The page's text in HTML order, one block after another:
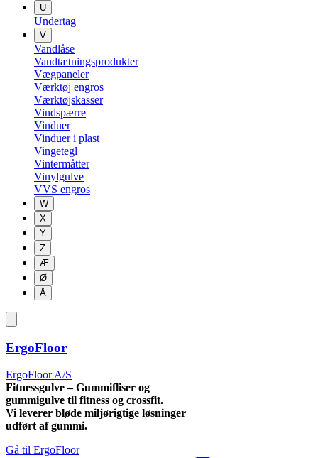
U
Undertag
V
Vandlåse
Vandtætningsprodukter
Vægpaneler
Værktøj engros
Værktøjskasser
Vindspærre
Vinduer
Vinduer i plast
Vingetegl
Vintermåtter
Vinylgulve
VVS engros
W
X
Y
Z
Æ
Ø
Å
ErgoFloor
ErgoFloor A/S
Fitnessgulve – Gummifliser og
gummigulve til fitness og crossfit.
Vi leverer bløde miljørigtige løsninger
udført af gummi.
Gå til ErgoFloor